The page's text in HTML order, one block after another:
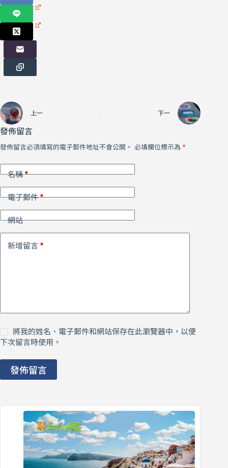
上一 下一
發佈留言
發佈留言必須填寫的電子郵件地址不會公開。 必填欄位標示為 *
名稱*
電子郵件*
網站
新增留言 *
將我的姓名、電子郵件和網站保存在此瀏覽器中，以便
下次留言時使用。
發佈留言